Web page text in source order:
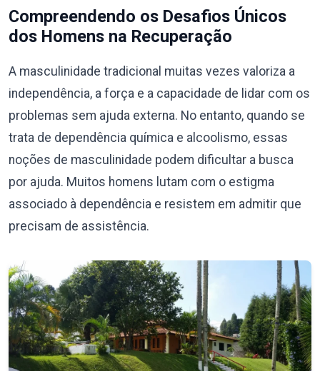
Compreendendo os Desafios Únicos
dos Homens na Recuperação
A masculinidade tradicional muitas vezes valoriza a
independência, a força e a capacidade de lidar com os
problemas sem ajuda externa. No entanto, quando se
trata de dependência química e alcoolismo, essas
noções de masculinidade podem dificultar a busca
por ajuda. Muitos homens lutam com o estigma
associado à dependência e resistem em admitir que
precisam de assistência.